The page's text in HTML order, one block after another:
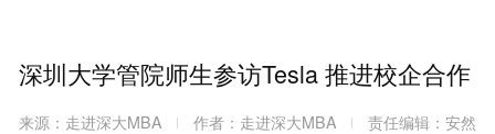
深圳大学管院师生参访Tesla 推进校企合作
来源：走进深大MBA 作者：走进深大MBA
责任编辑：安然